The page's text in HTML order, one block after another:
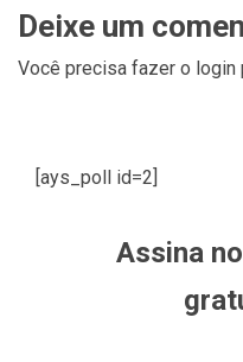
Deixe um
Você precisa fazer o login
[ays_poll id=2]
Assina